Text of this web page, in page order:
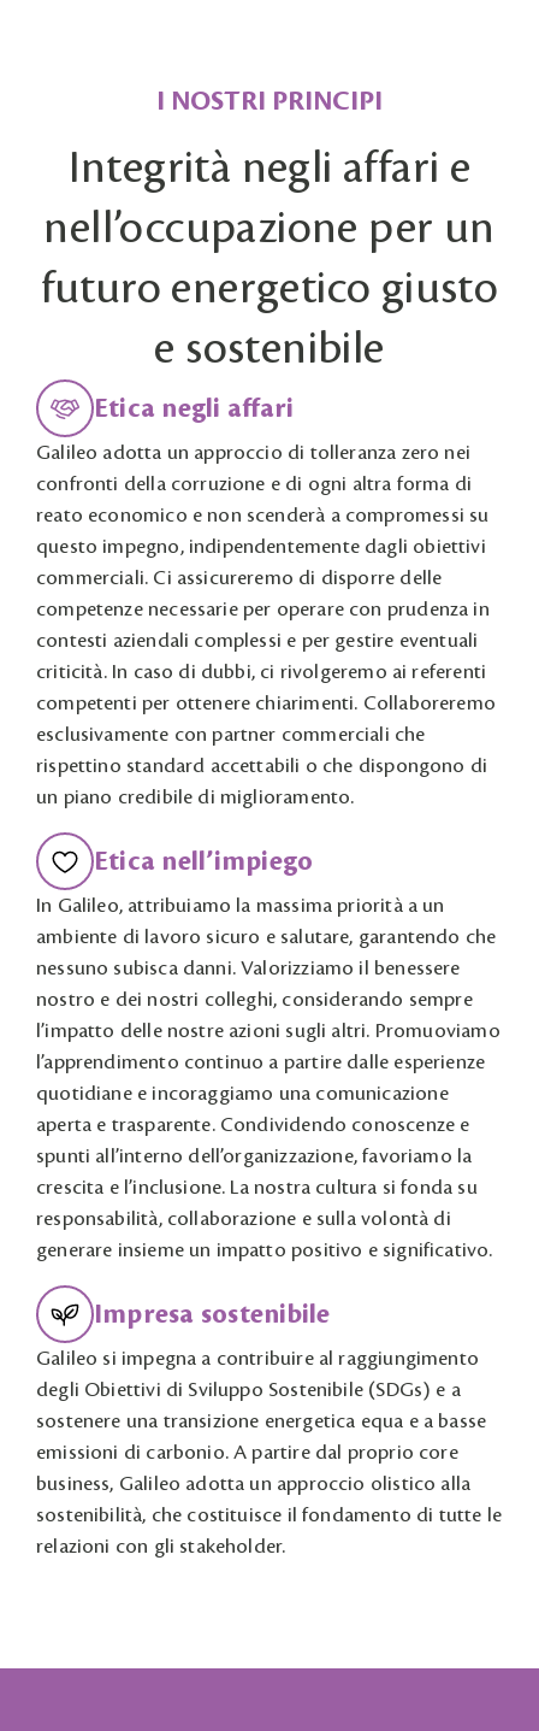
I NOSTRI PRINCIPI
Integrità negli affari e
nell’occupazione per un
futuro energetico giusto
e sostenibile
Etica negli affari
Galileo adotta un approccio di tolleranza zero nei
confronti della corruzione e di ogni altra forma di
reato economico e non scenderà a compromessi su
questo impegno, indipendentemente dagli obiettivi
commerciali. Ci assicureremo di disporre delle
competenze necessarie per operare con prudenza in
contesti aziendali complessi e per gestire eventuali
criticità. In caso di dubbi, ci rivolgeremo ai referenti
competenti per ottenere chiarimenti. Collaboreremo
esclusivamente con partner commerciali che
rispettino standard accettabili o che dispongono di
un piano credibile di miglioramento.
Etica nell’impiego
In Galileo, attribuiamo la massima priorità a un
ambiente di lavoro sicuro e salutare, garantendo che
nessuno subisca danni. Valorizziamo il benessere
nostro e dei nostri colleghi, considerando sempre
l’impatto delle nostre azioni sugli altri. Promuoviamo
l’apprendimento continuo a partire dalle esperienze
quotidiane e incoraggiamo una comunicazione
aperta e trasparente. Condividendo conoscenze e
spunti all’interno dell’organizzazione, favoriamo la
crescita e l’inclusione. La nostra cultura si fonda su
responsabilità, collaborazione e sulla volontà di
generare insieme un impatto positivo e significativo.
Impresa sostenibile
Galileo si impegna a contribuire al raggiungimento
degli Obiettivi di Sviluppo Sostenibile (SDGs) e a
sostenere una transizione energetica equa e a basse
emissioni di carbonio. A partire dal proprio core
business, Galileo adotta un approccio olistico alla
sostenibilità, che costituisce il fondamento di tutte le
relazioni con gli stakeholder.